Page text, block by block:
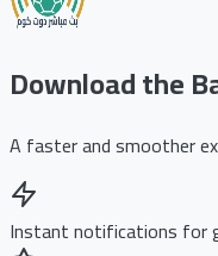
Download the
A faster and smoother
Instant notifications for